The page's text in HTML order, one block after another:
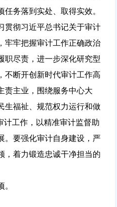
务落到实处、取得实效。
彻习近平总书记关于审计
牢牢把握审计工作正确政治
职尽责，进一步深化研究型
不断开创新时代审计工作高
责主业，围绕服务中心大
生福祉、规范权力运行和做
计工作，以精准审计监督助
。要强化审计自身建设，严
，着力锻造忠诚干净担当的